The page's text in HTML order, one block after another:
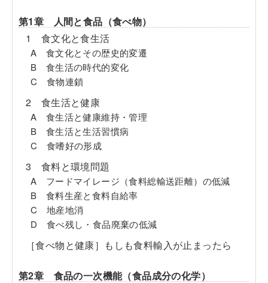
第1章 人間と食品（食べ物）
1 食文化と食生活
A 食文化とその歴史的変遷
B 食生活の時代的変化
C 食物連鎖
2 食生活と健康
A 食生活と健康維持・管理
B 食生活と生活習慣病
C 食嗜好の形成
3 食料と環境問題
A フードマイレージ（食料総輸送距離）の低減
B 食料生産と食料自給率
C 地産地消
D 食べ残し・食品廃棄の低減
［食べ物と健康］もしも食料輸入が止まったら
第2章 食品の一次機能（食品成分の化学）